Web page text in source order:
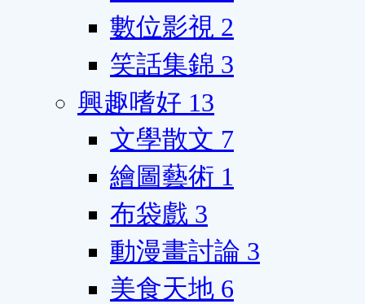
數位影視 2
笑話集錦 3
興趣嗜好 13
文學散文 7
繪圖藝術 1
布袋戲 3
動漫畫討論 3
美食天地 6